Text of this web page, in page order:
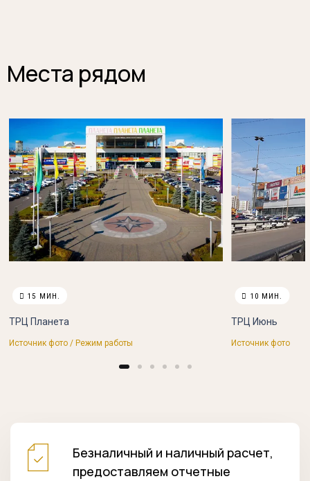
Места рядом
 15 МИН.
ТРЦ Планета
Источник фото / Режим работы
 10 МИН.
ТРЦ Июнь
Источник фото
Безналичный и наличный расчет,
предоставляем отчетные